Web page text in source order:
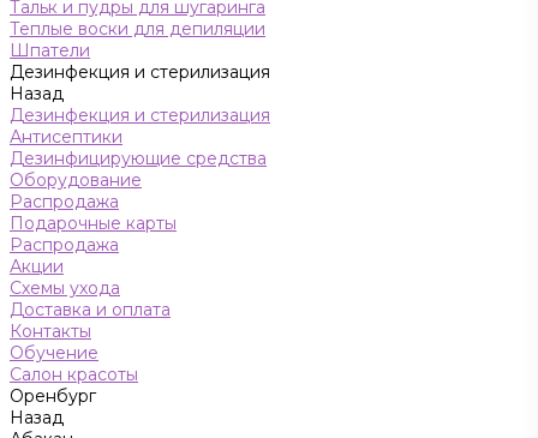
Тальк и пудры для шугаринга
Теплые воски для депиляции
Шпатели
Дезинфекция и стерилизация
Назад
Дезинфекция и стерилизация
Антисептики
Дезинфицирующие средства
Оборудование
Распродажа
Подарочные карты
Распродажа
Акции
Схемы ухода
Доставка и оплата
Контакты
Обучение
Салон красоты
Оренбург
Назад